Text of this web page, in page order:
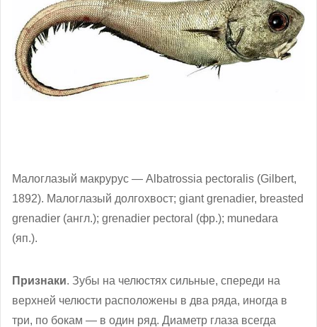
Малоглазый макрурус — Albatrossia pectoralis (Gilbert,
1892). Малоглазый долгохвост; giant grenadier, breasted
grenadier (англ.); grenadier pectoral (фр.); munedara
(яп.).
Признаки. Зубы на челюстях сильные, спереди на
верхней челюсти расположены в два ряда, иногда в
три, по бокам — в один ряд. Диаметр глаза всегда